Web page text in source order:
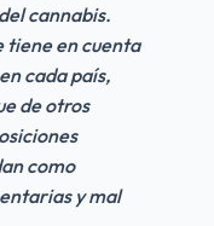
cannabis.
tiene en cuenta
cada país,
de otros
como
y mal